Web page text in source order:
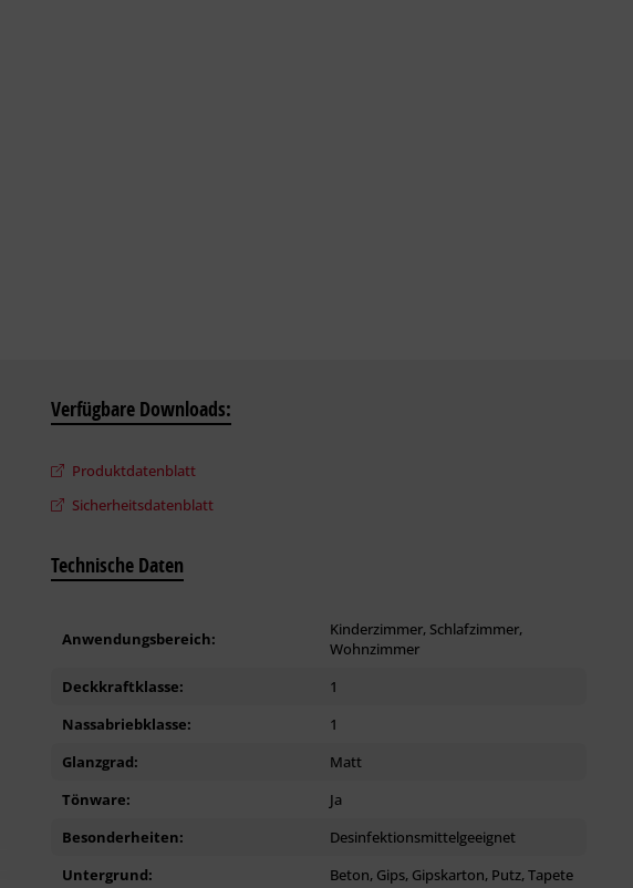
Verfügbare Downloads:
Produktdatenblatt
Sicherheitsdatenblatt
Technische Daten
Anwendungsbereich:
Kinderzimmer, Schlafzimmer,
Wohnzimmer
Deckkraftklasse:
1
Nassabriebklasse:
1
Glanzgrad:
Matt
Tönware:
Ja
Besonderheiten:
Desinfektionsmittelgeeignet
Untergrund:
Beton, Gips, Gipskarton, Putz, Tapete